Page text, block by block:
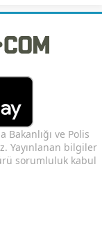
ve Polis
Yayınlanan bilgiler
sorumluluk kabul